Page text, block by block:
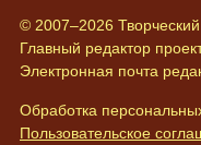
© 2007–2026
Главный редактор
Электронная почта
Обработка
Пользовательское